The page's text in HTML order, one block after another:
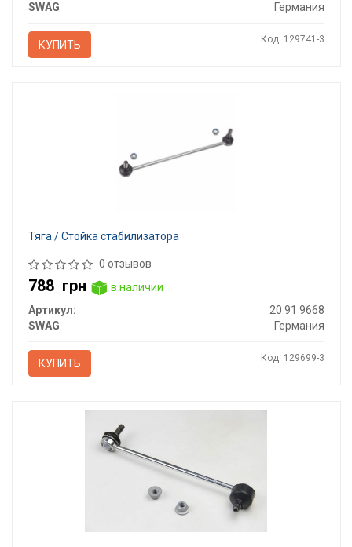
SWAG
Германия
КУПИТЬ Код: 129741-3
Тяга / Стойка стабилизатора
0 отзывов
788 грн
в наличии
Артикул:
20 91 9668
SWAG
Германия
КУПИТЬ Код: 129699-3